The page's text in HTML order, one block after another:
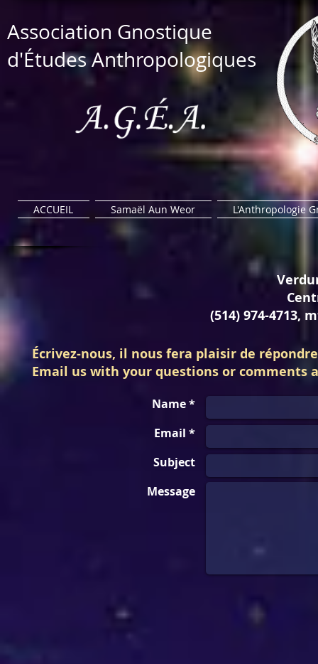
​Association Gnostique​
d'Études Anthropologiques
ACCUEIL Samaël Aun Weor L'Anthropologie
(514) 974-4713,
Écrivez-nous, il nous fera plaisir de
Email us with your questions or comments
Name *
Email *
Subject
Message